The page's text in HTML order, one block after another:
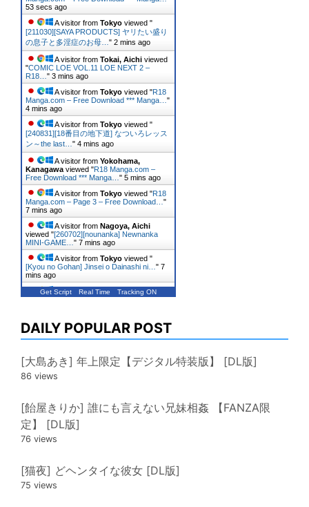
54 secs ago
A visitor from Tokyo viewed "
[211030][SAYA PRODUCTS] ヤリたい盛り
の息子と多淫症のお母…" 2 mins ago
A visitor from Tokai, Aichi viewed
"COMIC LOE VOL.11 LOE NEXT 2 –
R18…" 3 mins ago
A visitor from Tokyo viewed "R18
Manga.com – Free Download *** Manga…"
4 mins ago
A visitor from Tokyo viewed "
[240831][18番目の地下道] なついろレッス
ン～the last…" 4 mins ago
A visitor from Yokohama,
Kanagawaviewed "R18 Manga.com –
Free Download *** Manga…" 5 mins ago
A visitor from Tokyo viewed "R18
Manga.com – Page 3 – Free Download…"
7 mins ago
A visitor from Nagoya, Aichi
viewed "[260702][nounanka] Newnanka
MINI-GAME…" 7 mins ago
A visitor from Tokyo viewed "
[Kyou no Gohan] Jinsei o Dainashi ni…" 7
mins ago
A visitor fromTokyoviewed "
Get Script Real Time Tracking ON
DAILY POPULAR POST
[大島あき] 年上限定【デジタル特装版】 [DL版]
86 views
[飴屋きりか] 誰にも言えない兄妹相姦 【FANZA限
定】 [DL版]
76 views
[猫夜] どヘンタイな彼女 [DL版]
75 views